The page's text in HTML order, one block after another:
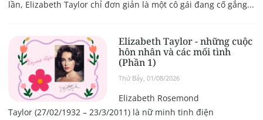
lần, Elizabeth Taylor chỉ đơn giản là một cô gái đang cố gắng...
Elizabeth Taylor - những cuộc
hôn nhân và các mối tình
(Phần 1)
Thứ Bảy, 01/08/2026
Elizabeth Rosemond
Taylor (27/02/1932 – 23/3/2011) là nữ minh tinh điện